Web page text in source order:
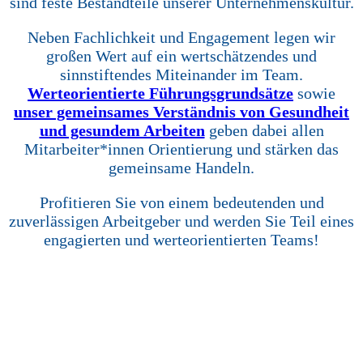
Neben Fachlichkeit und Engagement legen wir
großen Wert auf ein wertschätzendes und
sinnstiftendes Miteinander im Team.
Werteorientierte Führungsgrundsätze sowie
unser gemeinsames Verständnis von Gesundheit
und gesundem Arbeiten geben dabei allen
Mitarbeiter*innen Orientierung und stärken das
gemeinsame Handeln.
Profitieren Sie von einem bedeutenden und
zuverlässigen Arbeitgeber und werden Sie Teil eines
engagierten und werteorientierten Teams!